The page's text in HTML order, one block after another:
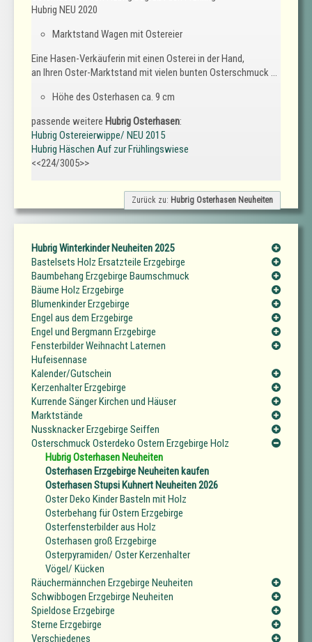
Hubrig NEU 2020
Marktstand Wagen mit Ostereier
Eine Hasen-Verkäuferin mit einen Osterei in der Hand,
an Ihren Oster-Marktstand mit vielen bunten Osterschmuck ...
Höhe des Osterhasen ca. 9 cm
passende weitere Hubrig Osterhasen:
Hubrig Ostereierwippe/ NEU 2015
Hubrig Häschen Auf zur Frühlingswiese
<<224/3005>>
Zurück zu: Hubrig Osterhasen Neuheiten
Hubrig Winterkinder Neuheiten 2025
Bastelsets Holz Ersatzteile Erzgebirge
Baumbehang Erzgebirge Baumschmuck
Bäume Holz Erzgebirge
Blumenkinder Erzgebirge
Engel aus dem Erzgebirge
Engel und Bergmann Erzgebirge
Fensterbilder Weihnacht Laternen
Hufeisennase
Kalender/Gutschein
Kerzenhalter Erzgebirge
Kurrende Sänger Kirchen und Häuser
Marktstände
Nussknacker Erzgebirge Seiffen
Osterschmuck Osterdeko Ostern Erzgebirge Holz
Hubrig Osterhasen Neuheiten
Osterhasen Erzgebirge Neuheiten kaufen
Osterhasen Stupsi Kuhnert Neuheiten 2026
Oster Deko Kinder Basteln mit Holz
Osterbehang für Ostern Erzgebirge
Osterfensterbilder aus Holz
Osterhasen groß Erzgebirge
Osterpyramiden/ Oster Kerzenhalter
Vögel/ Kücken
Räuchermännchen Erzgebirge Neuheiten
Schwibbogen Erzgebirge Neuheiten
Spieldose Erzgebirge
Sterne Erzgebirge
Verschiedenes